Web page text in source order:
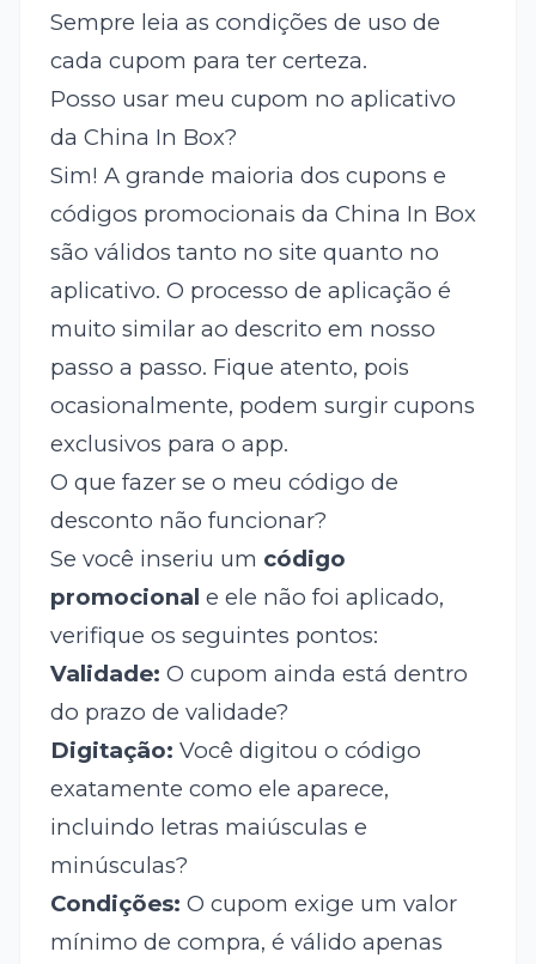
Sempre leia as condições de uso de
cada cupom para ter certeza.
Posso usar meu cupom no aplicativo
da China In Box?
Sim! A grande maioria dos cupons e
códigos promocionais da China In Box
são válidos tanto no site quanto no
aplicativo. O processo de aplicação é
muito similar ao descrito em nosso
passo a passo. Fique atento, pois
ocasionalmente, podem surgir cupons
exclusivos para o app.
O que fazer se o meu código de
desconto não funcionar?
Se você inseriu um código
promocional e ele não foi aplicado,
verifique os seguintes pontos:
Validade: O cupom ainda está dentro
do prazo de validade?
Digitação: Você digitou o código
exatamente como ele aparece,
incluindo letras maiúsculas e
minúsculas?
Condições: O cupom exige um valor
mínimo de compra, é válido apenas